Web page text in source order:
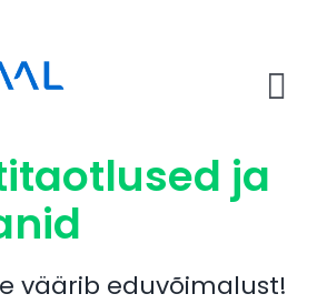
Teenused
AIRY handbook
ja
väärib eduvõimalust!